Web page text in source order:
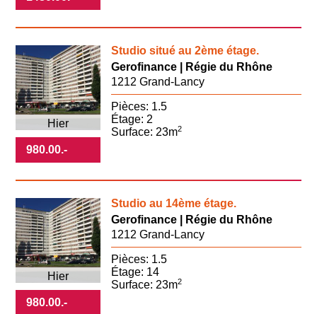
980.00.-
Studio situé au 2ème étage.
Hier
Gerofinance | Régie du Rhône
1212 Grand-Lancy
Pièces: 1.5
Étage: 2
Surface: 23m2
980.00.-
Studio au 14ème étage.
Hier
Gerofinance | Régie du Rhône
1212 Grand-Lancy
Pièces: 1.5
Étage: 14
Surface: 23m2